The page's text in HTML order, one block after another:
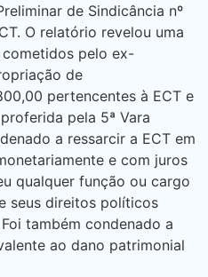
de Sindicância nº
O relatório revelou uma
pelo ex-
de
pertencentes à ECT e
pela 5ª Vara
a ressarcir a ECT em
e com juros
qualquer função ou cargo
seus direitos políticos
também condenado a
ao dano patrimonial